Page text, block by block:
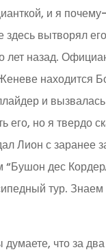
и я
здесь вытворял его
лет назад.
находится
и
его, но я твердо
Лион с заранее
дес
тур.
думаете, что за